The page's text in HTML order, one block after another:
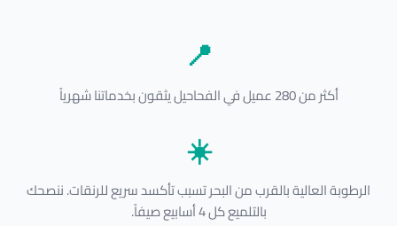
📍
أكثر من 280 عميل في الفحاحيل يثقون بخدماتنا شهرياً
☀️
الرطوبة العالية بالقرب من البحر تسبب تأكسد سريع للرنقات. ننصحك
بالتلميع كل 4 أسابيع صيفاً.